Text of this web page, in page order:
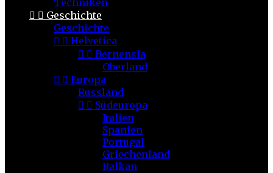
Techniken
  Geschichte
Geschichte
  Helvetica
  Bernensia
Oberland
  Europa
Russland
  Südeuropa
Italien
Spanien
Portugal
Griechenland
Balkan